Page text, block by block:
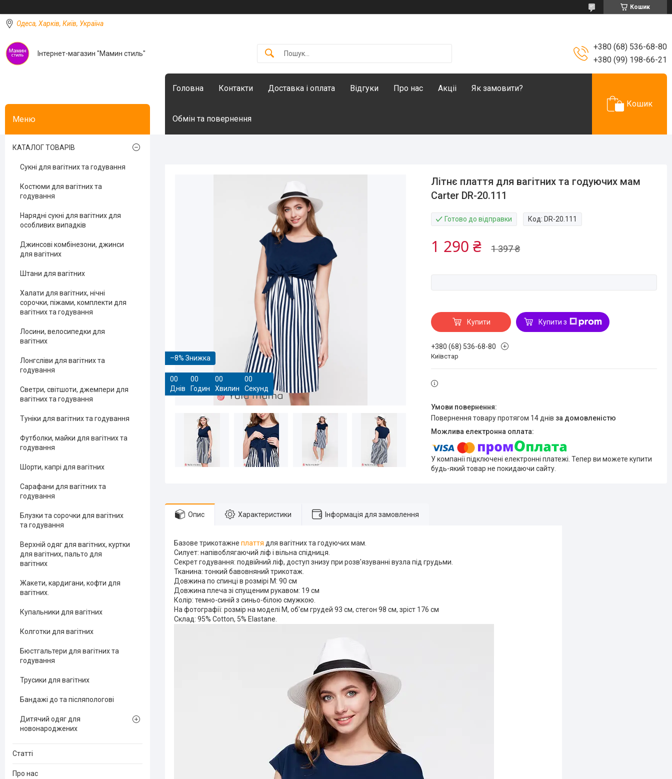
Кошик
Одеса, Харків, Київ, Україна
Інтернет-магазин "Мамин стиль"
+380 (68) 536-68-80
+380 (99) 198-66-21
Головна Контакти Доставка і оплата Відгуки Про нас Акціі Як замовити?
Обмін та повернення
Кошик
–8%
00
Днів
00
Годин
00
Хвилин
00
Секунд
Літнє плаття для вагітних та годуючих мам
Carter DR-20.111
Готово до відправки Код: DR-20.111
1 397 ₴
1 290 ₴
Купити Купити з
+380 (68) 536-68-80
Київстар
повернення товару протягом 14 днів за домовленістю
У компанії підключені електронні платежі. Тепер ви можете купити
будь-який товар не покидаючи сайту.
Опис Характеристики Інформація для замовлення
Базове трикотажне плаття для вагітних та годуючих мам.
Силует: напівоблягаючий ліф і вільна спідниця.
Секрет годування: подвійний ліф, доступ знизу при розв'язуванні вузла під грудьми.
Тканина: тонкий бавовняний трикотаж.
Довжина по спинці в розмірі М: 90 см
Довжина плеча зі спущеним рукавом: 19 см
Колір: темно-синій з синьо-білою смужкою.
На фотографії: розмір на моделі М, об'єм грудей 93 см, стегон 98 см, зріст 176 см
Склад: 95% Cotton, 5% Elastane.
КАТАЛОГ ТОВАРІВ
Сукні для вагітних та годування
Костюми для вагітних та
годування
Нарядні сукні для вагітних для
особливих випадків
Джинсові комбінезони, джинси
для вагітних
Штани для вагітних
Халати для вагітних, нічні
сорочки, піжами, комплекти для
вагітних та годування
Лосини, велосипедки для
вагітних
Лонгсліви для вагітних та
годування
Светри, світшоти, джемпери для
вагітних та годування
Туніки для вагітних та годування
Футболки, майки для вагітних та
годування
Шорти, капрі для вагітних
Сарафани для вагітних та
годування
Блузки та сорочки для вагітних
та годування
Верхній одяг для вагітних, куртки
для вагітних, пальто для
вагітних
Жакети, кардигани, кофти для
вагітних.
Купальники для вагітних
Колготки для вагітних
Бюстгальтери для вагітних та
годування
Трусики для вагітних
Бандажі до та післяпологові
Дитячий одяг для
новонароджених
Статті
Про нас